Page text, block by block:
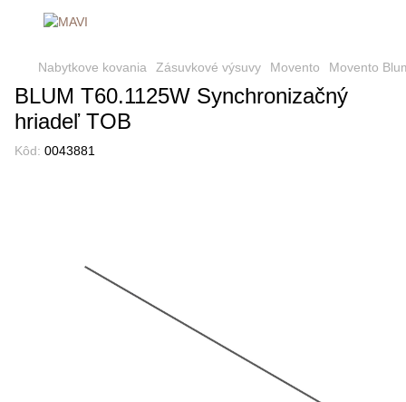
Nabytkove kovania Zásuvkové výsuvy Movento Movento
BLUM T60.1125W Synchronizačný
hriadeľ TOB
Kôd: 0043881